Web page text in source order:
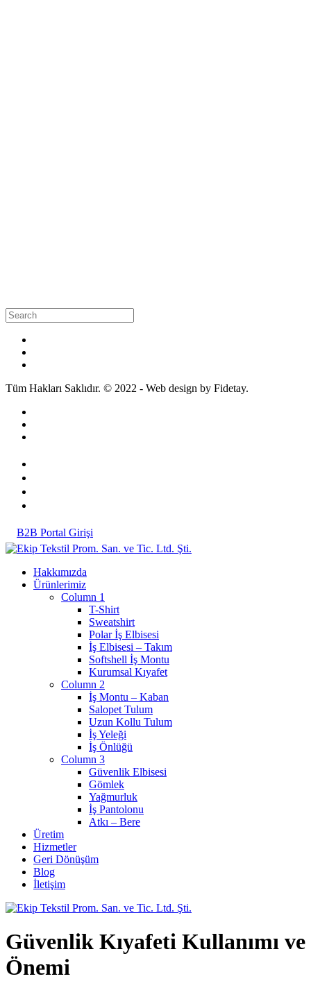
Tüm Hakları Saklıdır. © 2022 - Web design by Fidetay.
B2B Portal Girişi
Hakkımızda
Ürünlerimiz
Column 1
T-Shirt
Sweatshirt
Polar İş Elbisesi
İş Elbisesi – Takım
Softshell İş Montu
Kurumsal Kıyafet
Column 2
İş Montu – Kaban
Salopet Tulum
Uzun Kollu Tulum
İş Yeleği
İş Önlüğü
Column 3
Güvenlik Elbisesi
Gömlek
Yağmurluk
İş Pantolonu
Atkı – Bere
Üretim
Hizmetler
Geri Dönüşüm
Blog
İletişim
Güvenlik Kıyafeti Kullanımı ve
Önemi